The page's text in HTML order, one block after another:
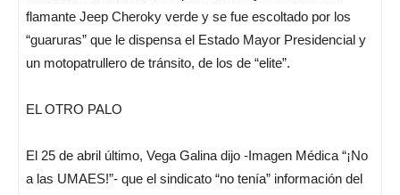
flamante Jeep Cheroky verde y se fue escoltado por los
“guaruras” que le dispensa el Estado Mayor Presidencial y
un motopatrullero de tránsito, de los de “elite”.
EL OTRO PALO
El 25 de abril último, Vega Galina dijo -Imagen Médica “¡No
a las UMAES!”- que el sindicato “no tenía” información del